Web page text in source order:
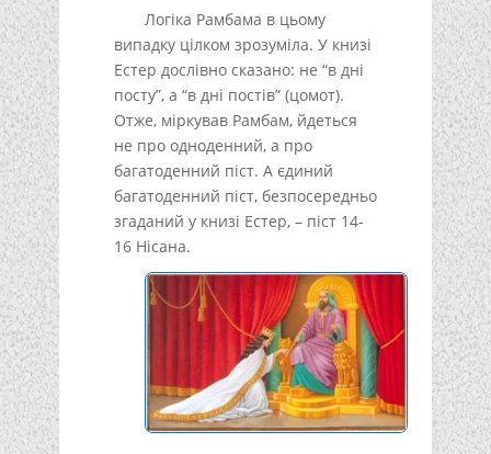
Логіка Рамбама в цьому
випадку цілком зрозуміла. У книзі
Естер дослівно сказано: не “в дні
посту”, а “в дні постів” (цомот).
Отже, міркував Рамбам, йдеться
не про одноденний, а про
багатоденний піст. А єдиний
багатоденний піст, безпосередньо
згаданий у книзі Естер, – піст 14-
16 Нісана.